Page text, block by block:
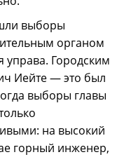
выборы
органом
управа. Городским
Иейте — это был
выборы главы
на высокий
горный инженер,